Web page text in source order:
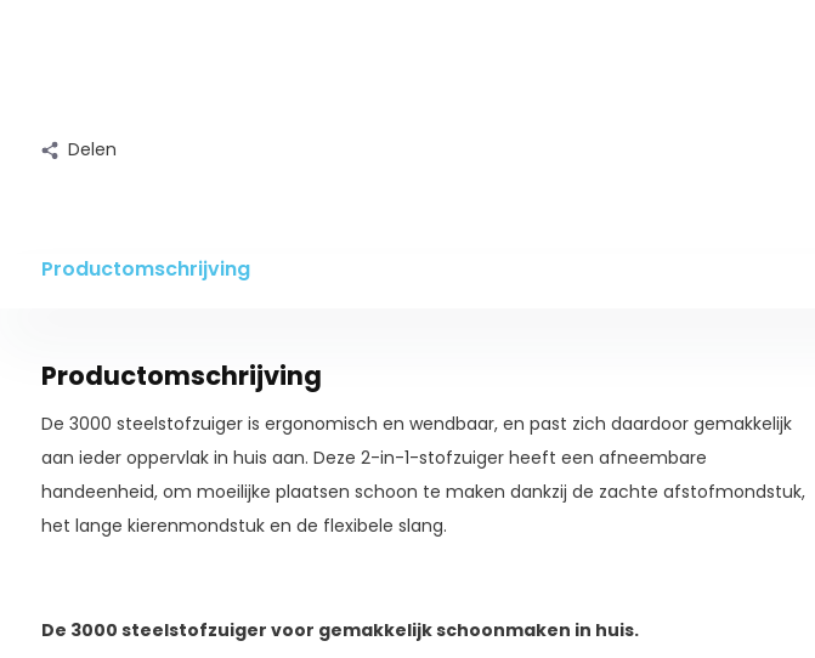
Delen
Productomschrijving
Productomschrijving
De 3000 steelstofzuiger is ergonomisch en wendbaar, en past zich daardoor gemakkelijk
aan ieder oppervlak in huis aan. Deze 2-in-1-stofzuiger heeft een afneembare
handeenheid, om moeilijke plaatsen schoon te maken dankzij de zachte afstofmondstuk,
het lange kierenmondstuk en de flexibele slang.
De 3000 steelstofzuiger voor gemakkelijk schoonmaken in huis.